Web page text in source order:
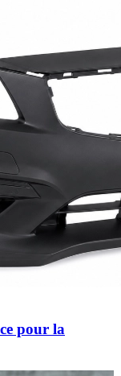
pour la